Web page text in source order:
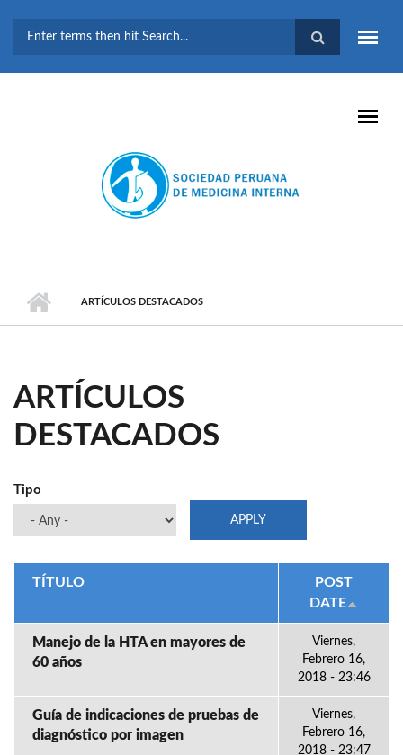
BÚSQUEDA
ARTÍCULOS DESTACADOS
ARTÍCULOS
DESTACADOS
Tipo
TÍTULO
POST
DATE
Manejo de la HTA en mayores de
60 años
Viernes,
Febrero 16,
2018 - 23:46
Guía de indicaciones de pruebas de
diagnóstico por imagen
Viernes,
Febrero 16,
2018 - 23:47